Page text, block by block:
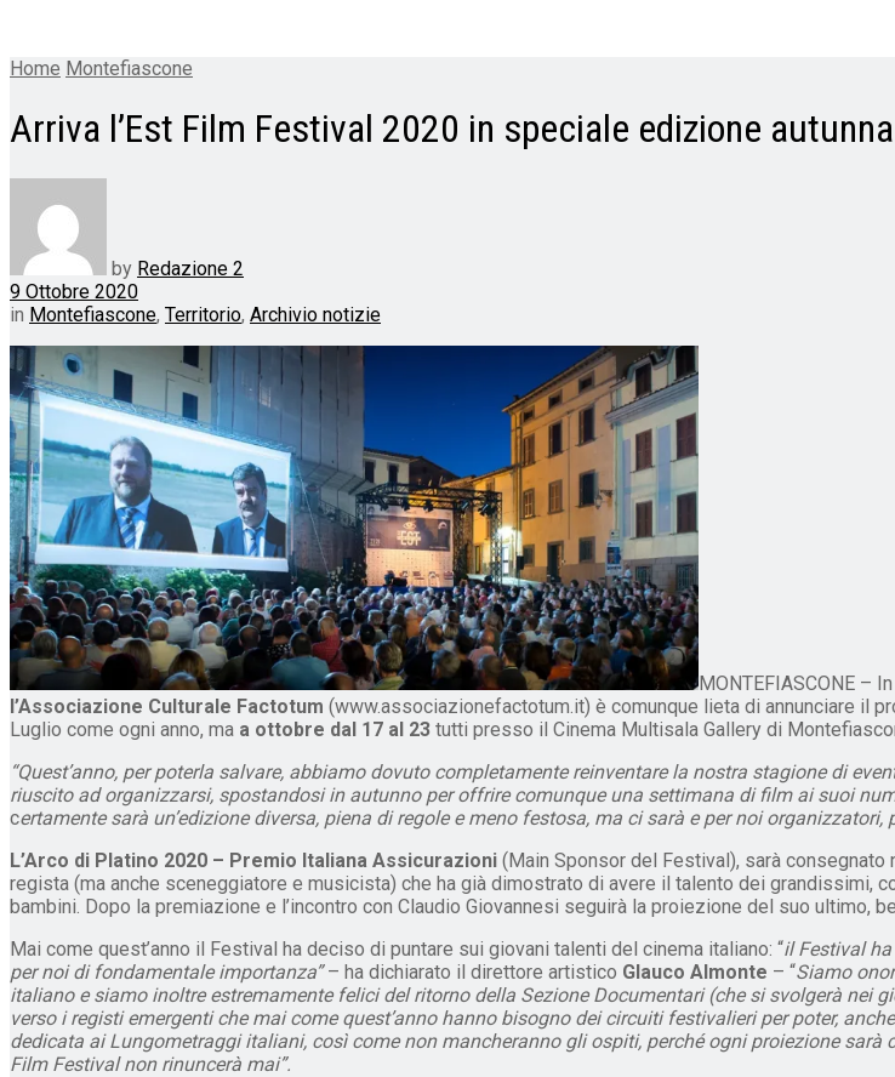
Home Montefiascone
Arriva l’Est Film Festival 2020 in speciale edizione
by Redazione 2
9 Ottobre 2020
in Montefiascone, Territorio, Archivio notizie
MONTEFIASCONE –
l’Associazione Culturale Factotum (www.associazionefactotum.it) è comunque lieta di annunciare il
Luglio come ogni anno, ma a ottobre dal 17 al 23 tutti presso il Cinema Multisala Gallery di
“Quest’anno, per poterla salvare, abbiamo dovuto completamente reinventare la nostra stagione di
riuscito ad organizzarsi, spostandosi in autunno per offrire comunque una settimana di film ai suoi
certamente sarà un’edizione diversa, piena di regole e meno festosa, ma ci sarà e per noi
L’Arco di Platino 2020 – Premio Italiana Assicurazioni (Main Sponsor del Festival), sarà consegnato
regista (ma anche sceneggiatore e musicista) che ha già dimostrato di avere il talento dei grandissimi,
bambini. Dopo la premiazione e l’incontro con Claudio Giovannesi seguirà la proiezione del suo ultimo,
Mai come quest’anno il Festival ha deciso di puntare sui giovani talenti del cinema italiano: “il Festival
per noi di fondamentale importanza”– ha dichiarato il direttore artistico Glauco Almonte – “Siamo
italiano e siamo inoltre estremamente felici del ritorno della Sezione Documentari (che si svolgerà nei
verso i registi emergenti che mai come quest’anno hanno bisogno dei circuiti festivalieri per poter,
dedicata ai Lungometraggi italiani, così come non mancheranno gli ospiti, perché ogni proiezione
Film Festival non rinuncerà mai”.